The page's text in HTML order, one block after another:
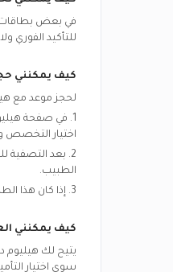
في بعض
للتأكيد الفوري
كيف يمكنني
لحجز موعد مع
1. في صفحة
اختيار التخصص
2. بعد التصفية
الطبيب.
3. إذا كان هذا الطبيب يوفر زيارة عبر الفيديو، فستتمكن من الاختيار بين ”زيارة الفيديو“ و ”زيارة العيادة“.
كيف يمكنني
يتيح لك هيليوم
سوى اختيار